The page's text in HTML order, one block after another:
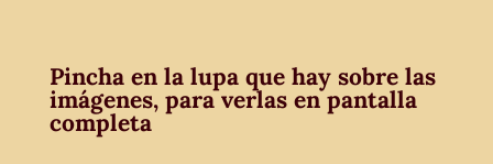
Pincha en la lupa que hay sobre las
imágenes, para verlas en pantalla
completa